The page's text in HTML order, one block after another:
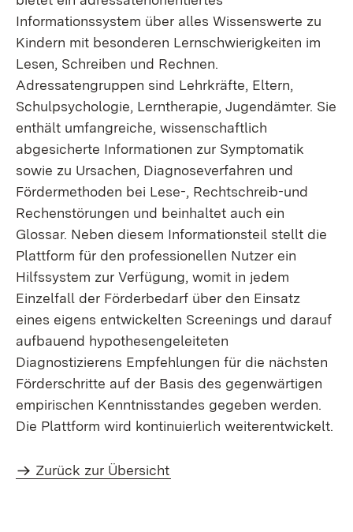
Informationssystem über alles Wissenswerte zu
Kindern mit besonderen Lernschwierigkeiten im
Lesen, Schreiben und Rechnen.
Adressatengruppen sind Lehrkräfte, Eltern,
Schulpsychologie, Lerntherapie, Jugendämter. Sie
enthält umfangreiche, wissenschaftlich
abgesicherte Informationen zur Symptomatik
sowie zu Ursachen, Diagnoseverfahren und
Fördermethoden bei Lese-, Rechtschreib-und
Rechenstörungen und beinhaltet auch ein
Glossar. Neben diesem Informationsteil stellt die
Plattform für den professionellen Nutzer ein
Hilfssystem zur Verfügung, womit in jedem
Einzelfall der Förderbedarf über den Einsatz
eines eigens entwickelten Screenings und darauf
aufbauend hypothesengeleiteten
Diagnostizierens Empfehlungen für die nächsten
Förderschritte auf der Basis des gegenwärtigen
empirischen Kenntnisstandes gegeben werden.
Die Plattform wird kontinuierlich weiterentwickelt.
Zurück zur Übersicht